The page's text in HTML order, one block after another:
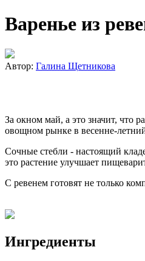
Варенье из
Автор: Галина Щетникова
За окном май, а это значит, что
овощном рынке в весенне-
Сочные стебли - настоящий
это растение улучшает
С ревенем готовят не только
Ингредиенты